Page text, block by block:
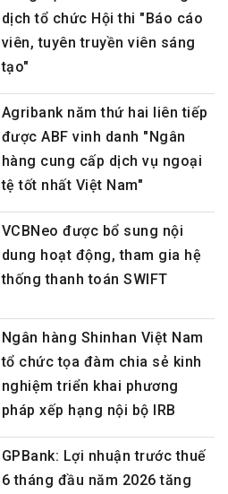
dịch tổ chức Hội thi "Báo cáo
viên, tuyên truyền viên sáng
tạo"
Agribank năm thứ hai liên tiếp
được ABF vinh danh "Ngân
hàng cung cấp dịch vụ ngoại
tệ tốt nhất Việt Nam"
VCBNeo được bổ sung nội
dung hoạt động, tham gia hệ
thống thanh toán SWIFT
Ngân hàng Shinhan Việt Nam
tổ chức tọa đàm chia sẻ kinh
nghiệm triển khai phương
pháp xếp hạng nội bộ IRB
GPBank: Lợi nhuận trước thuế
6 tháng đầu năm 2026 tăng